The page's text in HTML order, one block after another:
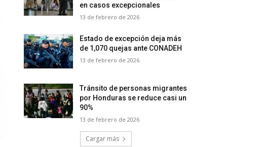
en casos excepcionales
13 de febrero de 2026
Estado de excepción deja más
de 1,070 quejas ante CONADEH
13 de febrero de 2026
Tránsito de personas migrantes
por Honduras se reduce casi un
90%
13 de febrero de 2026
Cargar más